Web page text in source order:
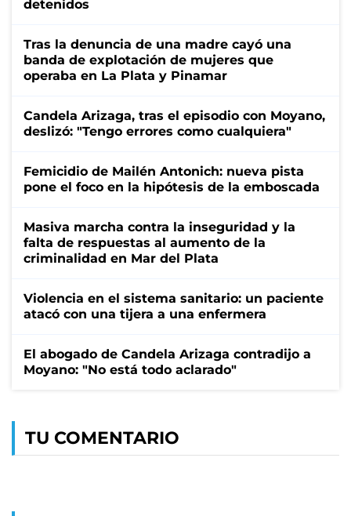
detenidos
Tras la denuncia de una madre cayó una
banda de explotación de mujeres que
operaba en La Plata y Pinamar
Candela Arizaga, tras el episodio con Moyano,
deslizó: "Tengo errores como cualquiera"
Femicidio de Mailén Antonich: nueva pista
pone el foco en la hipótesis de la emboscada
Masiva marcha contra la inseguridad y la
falta de respuestas al aumento de la
criminalidad en Mar del Plata
Violencia en el sistema sanitario: un paciente
atacó con una tijera a una enfermera
El abogado de Candela Arizaga contradijo a
Moyano: "No está todo aclarado"
TU COMENTARIO